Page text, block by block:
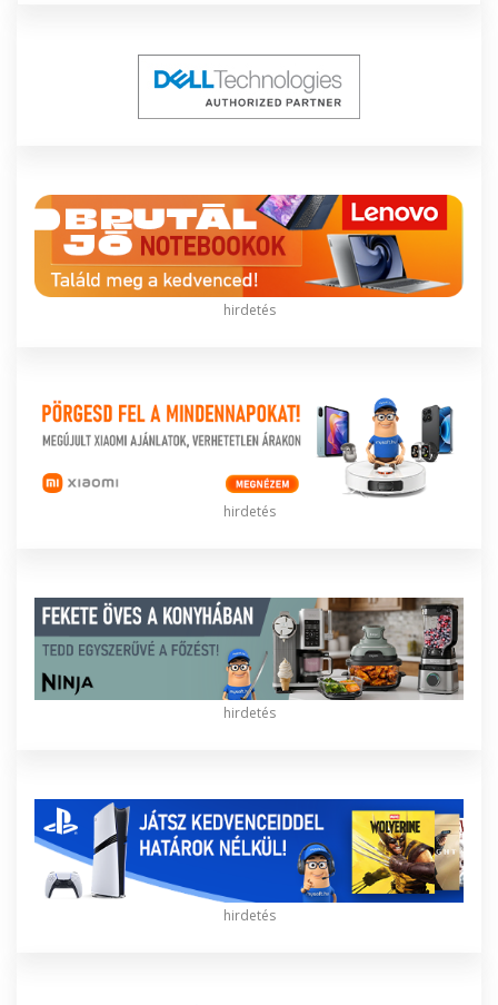
hirdetés
hirdetés
hirdetés
hirdetés